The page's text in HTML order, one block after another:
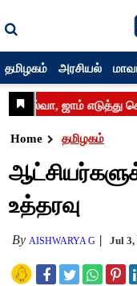
தமிழகம் அரசியல்
Home தமிழகம்
உத்தரவு
By AISHWARYA G Jul 3,